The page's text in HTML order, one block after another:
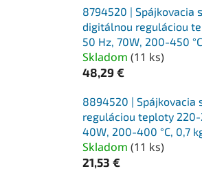
8794520 | Spájkovacia
digitálnou reguláciou
50 Hz, 70W, 200-450
Skladom (11 ks)
48,29 €
8894520 | Spájkovacia
reguláciou teploty
40W, 200-400 °C, 0,7
Skladom (11 ks)
21,53 €